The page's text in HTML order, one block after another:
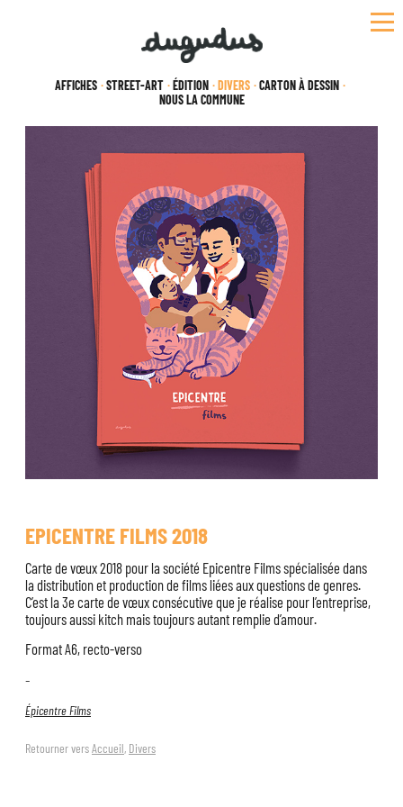
EPICENTRE FILMS 2018
Carte de vœux 2018 pour la société Epicentre Films spécialisée dans
la distribution et production de films liées aux questions de genres.
C’est la 3e carte de vœux consécutive que je réalise pour l’entreprise,
toujours aussi kitch mais toujours autant remplie d’amour.
Format A6, recto-verso
–
Épicentre Films
Retourner versAccueil, Divers
AFFICHES STREET-ART ÉDITION DIVERS CARTON À DESSIN
NOUS LA COMMUNE